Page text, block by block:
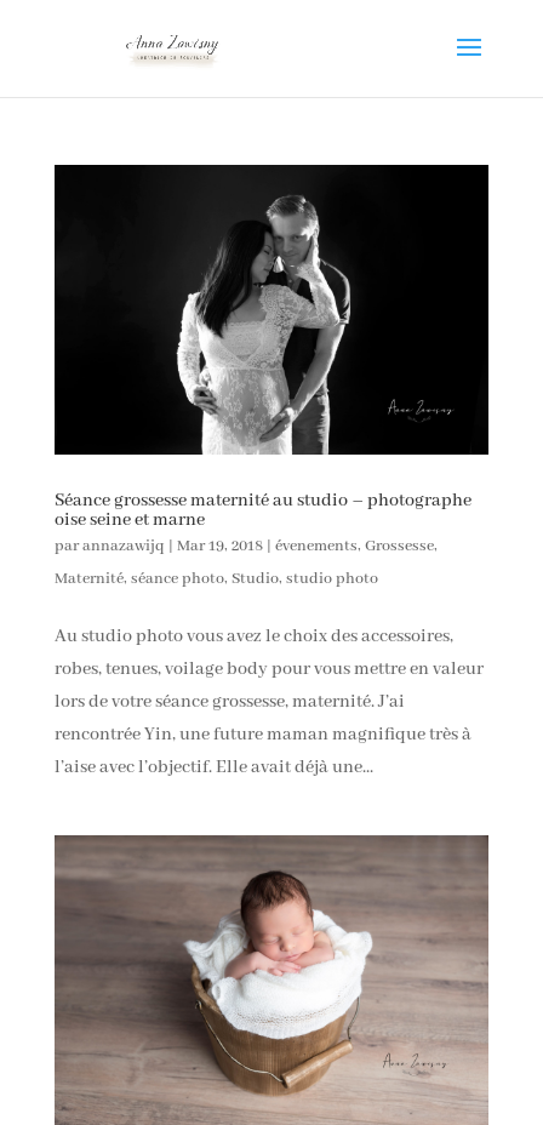
Séance grossesse maternité au studio – photographe
oise seine et marne
parannazawijq | Mar 19, 2018| évenements, Grossesse,
Maternité, séance photo, Studio, studio photo
Au studio photo vous avez le choix des accessoires,
robes, tenues, voilage body pour vous mettre en valeur
lors de votre séance grossesse, maternité. J’ai
rencontrée Yin, une future maman magnifique très à
l’aise avec l’objectif. Elle avait déjà une...